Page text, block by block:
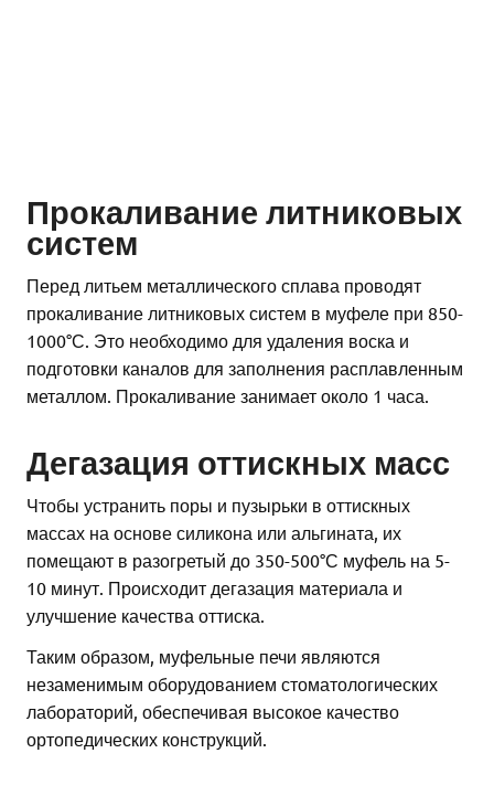
Прокаливание литниковых
систем
Перед литьем металлического сплава проводят
прокаливание литниковых систем в муфеле при 850-
1000°С. Это необходимо для удаления воска и
подготовки каналов для заполнения расплавленным
металлом. Прокаливание занимает около 1 часа.
Дегазация оттискных масс
Чтобы устранить поры и пузырьки в оттискных
массах на основе силикона или альгината, их
помещают в разогретый до 350-500°С муфель на 5-
10 минут. Происходит дегазация материала и
улучшение качества оттиска.
Таким образом, муфельные печи являются
незаменимым оборудованием стоматологических
лабораторий, обеспечивая высокое качество
ортопедических конструкций.